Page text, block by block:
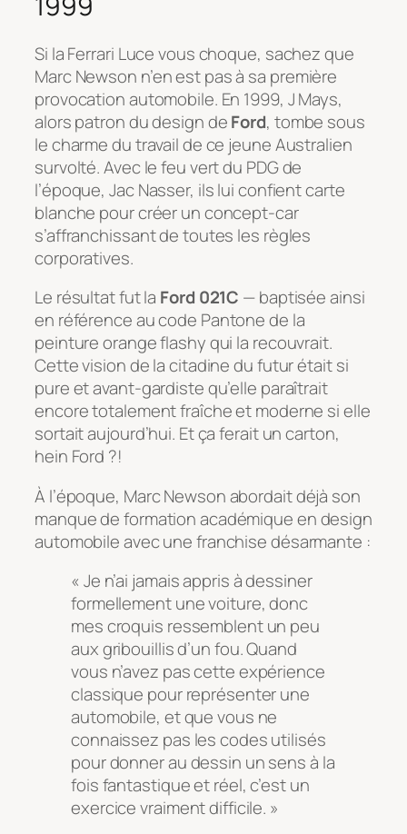
Si la Ferrari Luce vous choque, sachez que
Marc Newson n’en est pas à sa première
provocation automobile. En 1999, J Mays,
alors patron du design deFord, tombe sous
le charme du travail de ce jeune Australien
survolté. Avec le feu vert du PDG de
l’époque, Jac Nasser, ils lui confient carte
blanche pour créer un concept-car
s’affranchissant de toutes les règles
corporatives.
Le résultat fut la Ford 021C — baptisée ainsi
en référence au code Pantone de la
peinture orange flashy qui la recouvrait.
Cette vision de la citadine du futur était si
pure et avant-gardiste qu’elle paraîtrait
encore totalement fraîche et moderne si elle
sortait aujourd’hui. Et ça ferait un carton,
hein Ford ?!
À l’époque, Marc Newson abordait déjà son
manque de formation académique en design
automobile avec une franchise désarmante :
« Je n’ai jamais appris à dessiner
formellement une voiture, donc
mes croquis ressemblent un peu
aux gribouillis d’un fou. Quand
vous n’avez pas cette expérience
classique pour représenter une
automobile, et que vous ne
connaissez pas les codes utilisés
pour donner au dessin un sens à la
fois fantastique et réel, c’est un
exercice vraiment difficile. »